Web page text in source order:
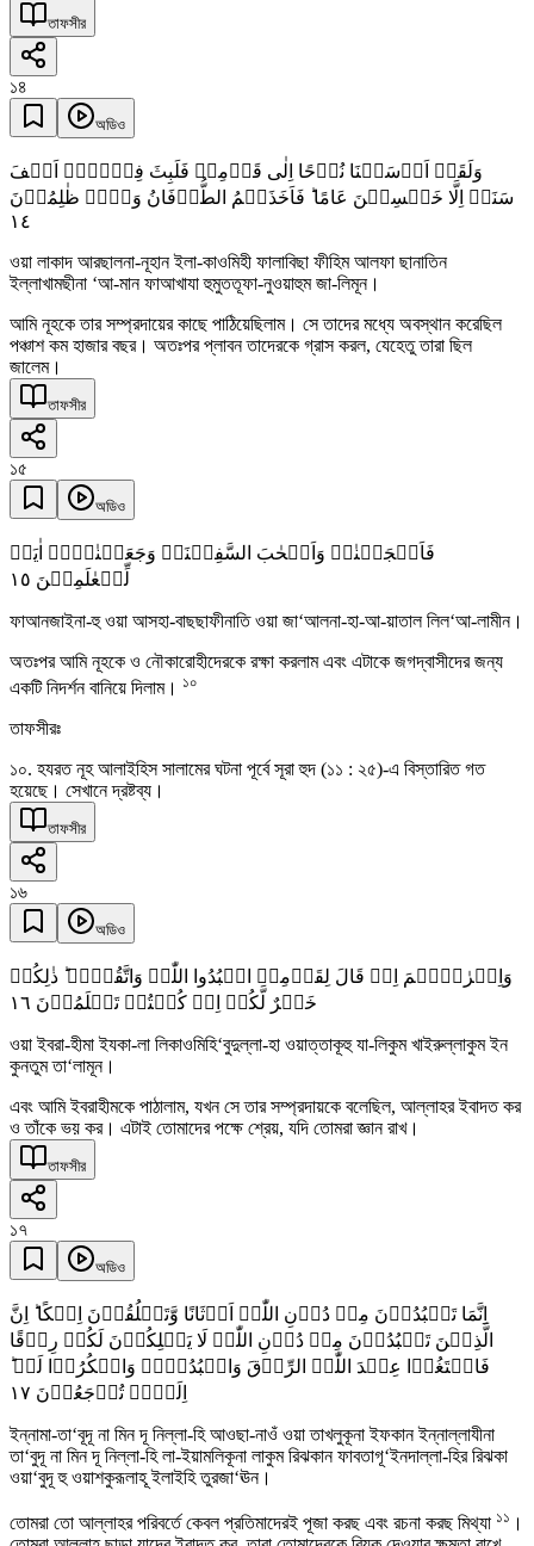
তাফসীর
১৪
অডিও
وَلَقَدۡ اَرۡسَلۡنَا نُوۡحًا اِلٰی قَوۡمِہٖ فَلَبِثَ فِیۡہِمۡ اَلۡفَ
سَنَۃٍ اِلَّا خَمۡسِیۡنَ عَامًا ؕ فَاَخَذَہُمُ الطُّوۡفَانُ وَہُمۡ ظٰلِمُوۡنَ
١٤
ওয়া লাকাদ আরছালনা-নূহান ইলা-কাওমিহী ফালাবিছা ফীহিম আলফা ছানাতিন
ইল্লাখামছীনা ‘আ-মান ফাআখাযা হুমুততূফা-নুওয়াহুম জা-লিমূন।
আমি নূহকে তার সম্প্রদায়ের কাছে পাঠিয়েছিলাম। সে তাদের মধ্যে অবস্থান করেছিল
পঞ্চাশ কম হাজার বছর। অতঃপর প্লাবন তাদেরকে গ্রাস করল, যেহেতু তারা ছিল
জালেম।
তাফসীর
১৫
অডিও
فَاَنۡجَیۡنٰہُ وَاَصۡحٰبَ السَّفِیۡنَۃِ وَجَعَلۡنٰہَاۤ اٰیَۃً
لِّلۡعٰلَمِیۡنَ ١٥
ফাআনজাইনা-হু ওয়া আসহা-বাছছাফীনাতি ওয়া জা‘আলনা-হা-আ-য়াতাল লিল‘আ-লামীন।
অতঃপর আমি নূহকে ও নৌকারোহীদেরকে রক্ষা করলাম এবং এটাকে জগদ্বাসীদের জন্য
একটি নিদর্শন বানিয়ে দিলাম। ১০
তাফসীরঃ
১০. হযরত নূহ আলাইহিস সালামের ঘটনা পূর্বে সূরা হুদ (১১ : ২৫)-এ বিস্তারিত গত
হয়েছে। সেখানে দ্রষ্টব্য।
তাফসীর
১৬
অডিও
وَاِبۡرٰہِیۡمَ اِذۡ قَالَ لِقَوۡمِہِ اعۡبُدُوا اللّٰہَ وَاتَّقُوۡہُ ؕ ذٰلِکُمۡ
خَیۡرٌ لَّکُمۡ اِنۡ کُنۡتُمۡ تَعۡلَمُوۡنَ ١٦
ওয়া ইবরা-হীমা ইযকা-লা লিকাওমিহি‘বুদুল্লা-হা ওয়াত্তাকূহু যা-লিকুম খাইরুল্লাকুম ইন
কুনতুম তা‘লামূন।
এবং আমি ইবরাহীমকে পাঠালাম, যখন সে তার সম্প্রদায়কে বলেছিল, আল্লাহর ইবাদত কর
ও তাঁকে ভয় কর। এটাই তোমাদের পক্ষে শ্রেয়, যদি তোমরা জ্ঞান রাখ।
তাফসীর
১৭
অডিও
اِنَّمَا تَعۡبُدُوۡنَ مِنۡ دُوۡنِ اللّٰہِ اَوۡثَانًا وَّتَخۡلُقُوۡنَ اِفۡکًا ؕ اِنَّ
الَّذِیۡنَ تَعۡبُدُوۡنَ مِنۡ دُوۡنِ اللّٰہِ لَا یَمۡلِکُوۡنَ لَکُمۡ رِزۡقًا
فَابۡتَغُوۡا عِنۡدَ اللّٰہِ الرِّزۡقَ وَاعۡبُدُوۡہُ وَاشۡکُرُوۡا لَہٗ ؕ
اِلَیۡہِ تُرۡجَعُوۡنَ ١٧
ইন্নামা-তা‘বূদূ না মিন দূ নিল্লা-হি আওছা-নাওঁ ওয়া তাখলুকূনা ইফকান ইন্নাল্লাযীনা
তা‘বুদূ না মিন দূ নিল্লা-হি লা-ইয়ামলিকূনা লাকুম রিঝকান ফাবতাগূ‘ইনদাল্লা-হির রিঝকা
ওয়া‘বুদূ হু ওয়াশকুরূলাহূ ইলাইহি তুরজা‘ঊন।
তোমরা তো আল্লাহর পরিবর্তে কেবল প্রতিমাদেরই পূজা করছ এবং রচনা করছ মিথ্যা ১১ ।